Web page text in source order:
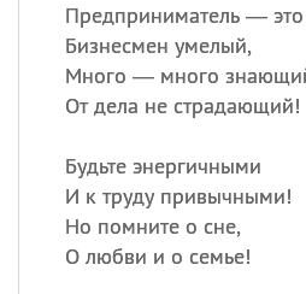
Предприниматель —
Бизнесмен умелый,
Много — много
От дела не страдающий!
Будьте энергичными
И к труду привычными!
Но помните о сне,
О любви и о семье!